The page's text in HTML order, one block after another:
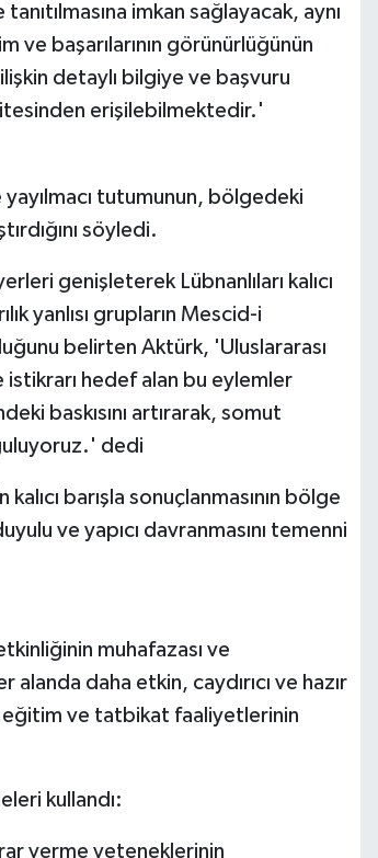
imkan sağlayacak, aynı
ve başarılarının görünürlüğünün
ilişkin detaylı bilgiye ve başvuru
erişilebilmektedir.'
tutumunun, bölgedeki
söyledi.
genişleterek Lübnanlıları kalıcı
yanlısı grupların Mescid-i
belirten Aktürk, 'Uluslararası
istikrarı hedef alan bu eylemler
baskısını artırarak, somut
dedi
barışla sonuçlanmasının bölge
ve yapıcı davranmasını temenni
muhafazası ve
daha etkin, caydırıcı ve hazır
eğitim ve tatbikat faaliyetlerinin
kullandı:
verme yeteneklerinin